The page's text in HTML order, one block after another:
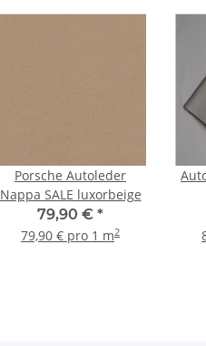
Porsche Autoleder
Nappa SALE luxorbeige
79,90 € *
79,90 € pro 1 m2